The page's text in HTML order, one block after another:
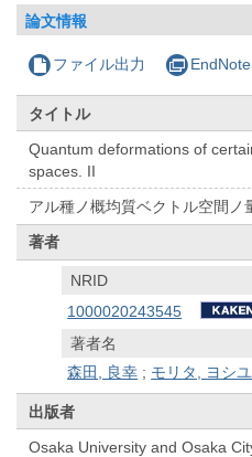
論文情報
ファイル出力
タイトル
Quantum deformations of
spaces. II
アル種ノ概均質ベクトル空間ノ
著者
NRID
1000020243545
著者名
森田, 良幸 ; モリタ, ヨシ
出版者
Osaka University and Osaka